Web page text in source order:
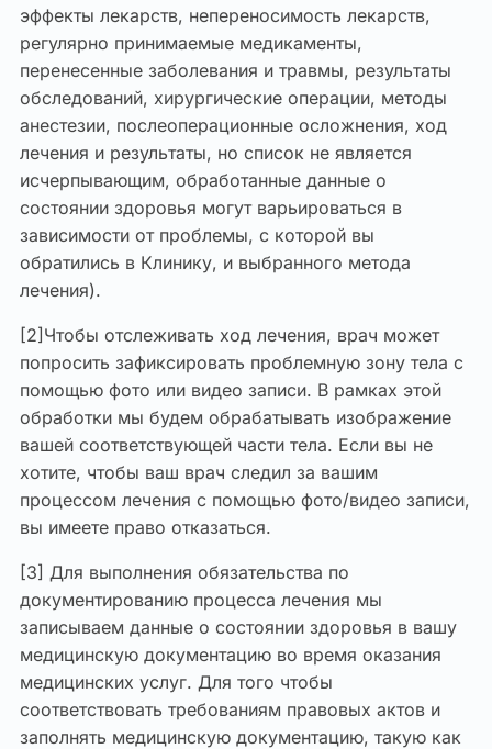
эффекты лекарств, непереносимость лекарств,
регулярно принимаемые медикаменты,
перенесенные заболевания и травмы, результаты
обследований, хирургические операции, методы
анестезии, послеоперационные осложнения, ход
лечения и результаты, но список не является
исчерпывающим, обработанные данные о
состоянии здоровья могут варьироваться в
зависимости от проблемы, с которой вы
обратились в Клинику, и выбранного метода
лечения).
[2]Чтобы отслеживать ход лечения, врач может
попросить зафиксировать проблемную зону тела с
помощью фото или видео записи. В рамках этой
обработки мы будем обрабатывать изображение
вашей соответствующей части тела. Если вы не
хотите, чтобы ваш врач следил за вашим
процессом лечения с помощью фото/видео записи,
вы имеете право отказаться.
[3] Для выполнения обязательства по
документированию процесса лечения мы
записываем данные о состоянии здоровья в вашу
медицинскую документацию во время оказания
медицинских услуг. Для того чтобы
соответствовать требованиям правовых актов и
заполнять медицинскую документацию, такую как